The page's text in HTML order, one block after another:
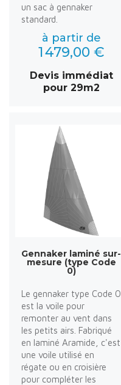
un sac à gennaker
standard.
à partir de
1 479,00 €
Devis immédiat
pour 29m2
Gennaker laminé sur-
mesure (type Code
0)
Le gennaker type Code 0
est la voile pour
remonter au vent dans
les petits airs. Fabriqué
en laminé Aramide, c'est
une voile utilisé en
régate ou en croisière
pour compléter les